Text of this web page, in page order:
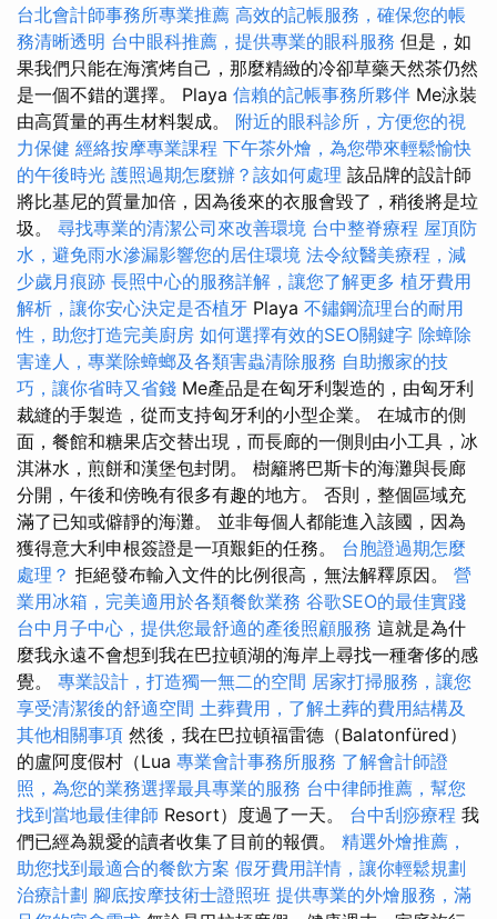
台北會計師事務所專業推薦 高效的記帳服務，確保您的帳
務清晰透明 台中眼科推薦，提供專業的眼科服務 但是，如
果我們只能在海濱烤自己，那麼精緻的冷卻草藥天然茶仍然
是一個不錯的選擇。 Playa 信賴的記帳事務所夥伴 Me泳裝
由高質量的再生材料製成。 附近的眼科診所，方便您的視
力保健 經絡按摩專業課程 下午茶外燴，為您帶來輕鬆愉快
的午後時光 護照過期怎麼辦？該如何處理 該品牌的設計師
將比基尼的質量加倍，因為後來的衣服會毀了，稍後將是垃
圾。 尋找專業的清潔公司來改善環境 台中整脊療程 屋頂防
水，避免雨水滲漏影響您的居住環境 法令紋醫美療程，減
少歲月痕跡 長照中心的服務詳解，讓您了解更多 植牙費用
解析，讓你安心決定是否植牙 Playa 不鏽鋼流理台的耐用
性，助您打造完美廚房 如何選擇有效的SEO關鍵字 除蟑除
害達人，專業除蟑螂及各類害蟲清除服務 自助搬家的技
巧，讓你省時又省錢 Me產品是在匈牙利製造的，由匈牙利
裁縫的手製造，從而支持匈牙利的小型企業。 在城市的側
面，餐館和糖果店交替出現，而長廊的一側則由小工具，冰
淇淋水，煎餅和漢堡包封閉。 樹籬將巴斯卡的海灘與長廊
分開，午後和傍晚有很多有趣的地方。 否則，整個區域充
滿了已知或僻靜的海灘。 並非每個人都能進入該國，因為
獲得意大利申根簽證是一項艱鉅的任務。 台胞證過期怎麼
處理？ 拒絕發布輸入文件的比例很高，無法解釋原因。 營
業用冰箱，完美適用於各類餐飲業務 谷歌SEO的最佳實踐
台中月子中心，提供您最舒適的產後照顧服務 這就是為什
麼我永遠不會想到我在巴拉頓湖的海岸上尋找一種奢侈的感
覺。 專業設計，打造獨一無二的空間 居家打掃服務，讓您
享受清潔後的舒適空間 土葬費用，了解土葬的費用結構及
其他相關事項 然後，我在巴拉頓福雷德（Balatonfüred）
的盧阿度假村（Lua 專業會計事務所服務 了解會計師證
照，為您的業務選擇最具專業的服務 台中律師推薦，幫您
找到當地最佳律師 Resort）度過了一天。 台中刮痧療程 我
們已經為親愛的讀者收集了目前的報價。 精選外燴推薦，
助您找到最適合的餐飲方案 假牙費用詳情，讓你輕鬆規劃
治療計劃 腳底按摩技術士證照班 提供專業的外燴服務，滿